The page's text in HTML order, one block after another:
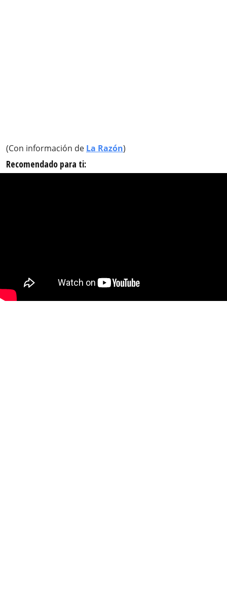
(Con información de La Razón)
Recomendado para ti: